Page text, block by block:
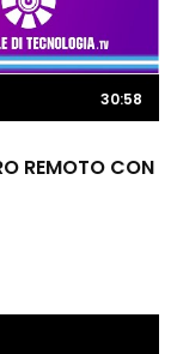
30:58
REMOTO CON